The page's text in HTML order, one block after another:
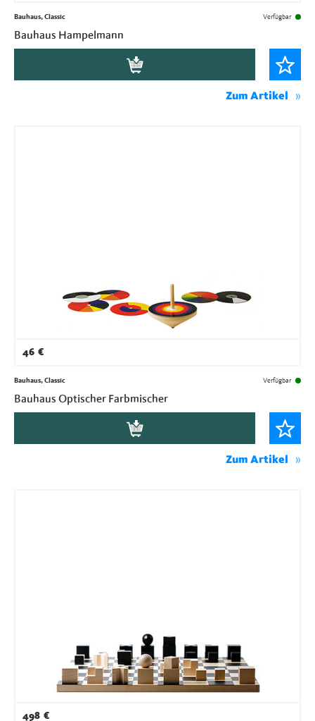
Bauhaus, Classic Verfügbar
Bauhaus Hampelmann
Zum Artikel
46 €
Bauhaus, Classic Verfügbar
Bauhaus Optischer Farbmischer
Zum Artikel
498 €